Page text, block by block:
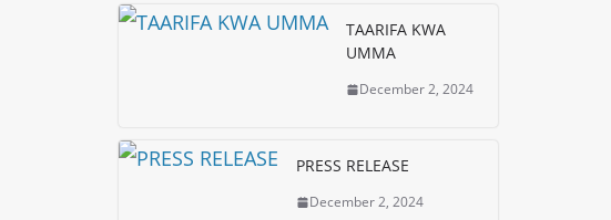
TAARIFA KWA
UMMA
December 2, 2024
PRESS RELEASE
December 2, 2024